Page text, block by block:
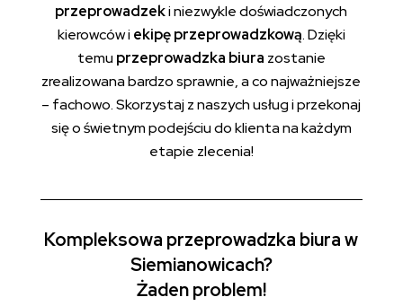
przeprowadzeki niezwykle doświadczonych
kierowców iekipę przeprowadzkową. Dzięki
temu przeprowadzka biura zostanie
zrealizowana bardzo sprawnie, a co najważniejsze
– fachowo. Skorzystaj z naszych usług i przekonaj
się o świetnym podejściu do klienta na każdym
etapie zlecenia!
Kompleksowa przeprowadzka biura w
Siemianowicach?
Żaden problem!